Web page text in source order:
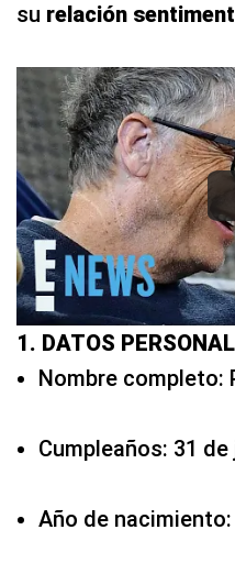
su relación
1. DATOS
Nombre completo:
Cumpleaños: 31 de
Año de nacimiento: